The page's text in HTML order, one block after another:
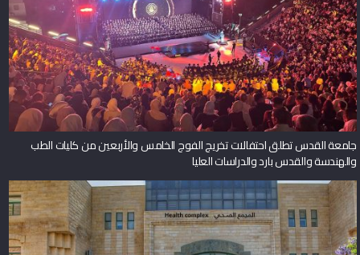
جامعة القدس تطلق احتفالات تخريج الفوج الخامس والأربعين من كليات الطب
والهندسة والقدس بارد والدراسات العليا